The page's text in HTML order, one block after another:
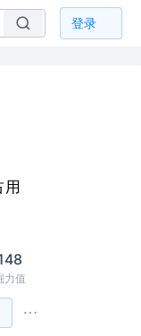
登录
用
力值